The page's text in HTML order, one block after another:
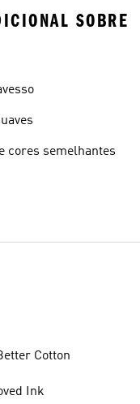
SOBRE
cores semelhantes
Cotton
Ink